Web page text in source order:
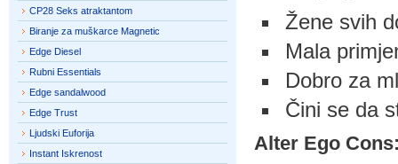
Žene svih
Mala
Dobro za
Čini se da
Alter Ego
CP28 Seks atraktantom
Biranje za muškarce Magnetic
Edge Diesel
Rubni Essentials
Edge sandalwood
Edge Trust
Ljudski Euforija
Instant Iskrenost